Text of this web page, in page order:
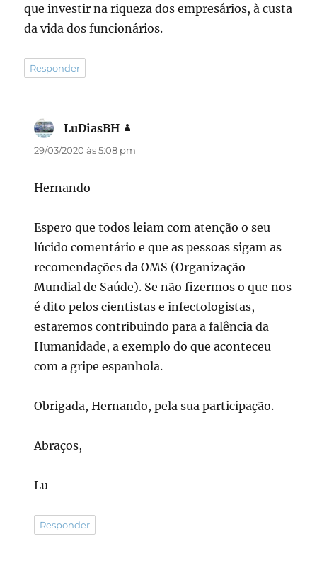
que investir na riqueza dos empresários, à custa
da vida dos funcionários.
Responder
LuDiasBH
29/03/2020 às 5:08 pm
Hernando
Espero que todos leiam com atenção o seu
lúcido comentário e que as pessoas sigam as
recomendações da OMS (Organização
Mundial de Saúde). Se não fizermos o que nos
é dito pelos cientistas e infectologistas,
estaremos contribuindo para a falência da
Humanidade, a exemplo do que aconteceu
com a gripe espanhola.
Obrigada, Hernando, pela sua participação.
Abraços,
Lu
Responder